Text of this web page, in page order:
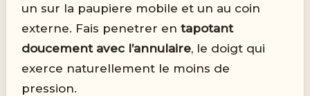
un sur la paupiere mobile et un au coin
externe. Fais penetrer entapotant
doucement avec l’annulaire, le doigt qui
exerce naturellement le moins de
pression.